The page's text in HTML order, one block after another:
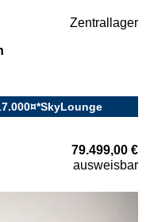
Zentrallager
79.499,00 €
ausweisbar